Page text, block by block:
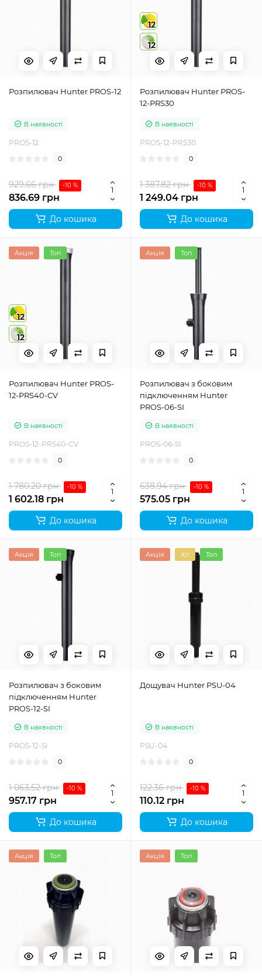
Розпилювач Hunter PROS-12
В наявності
PROS-12
0
929.66 грн -10 %
836.69 грн
До кошика
12
12
Розпилювач Hunter PROS-
12-PRS30
В наявності
PROS-12-PRS30
0
1 387.82 грн -10 %
1 249.04 грн
До кошика
12
12
Акція Топ
Розпилювач Hunter PROS-
12-PRS40-CV
В наявності
PROS-12-PRS40-CV
0
1 780.20 грн -10 %
1 602.18 грн
До кошика
Акція Топ
Розпилювач з боковим
підключенням Hunter
PROS-06-SI
В наявності
PROS-06-SI
0
638.94 грн -10 %
575.05 грн
До кошика
Акція Топ
Розпилювач з боковим
підключенням Hunter
PROS-12-SI
В наявності
PROS-12-SI
0
1 063.52 грн -10 %
957.17 грн
До кошика
Акція Хіт Топ
Дощувач Hunter PSU-04
В наявності
PSU-04
0
122.36 грн -10 %
110.12 грн
До кошика
Акція Топ Акція Топ